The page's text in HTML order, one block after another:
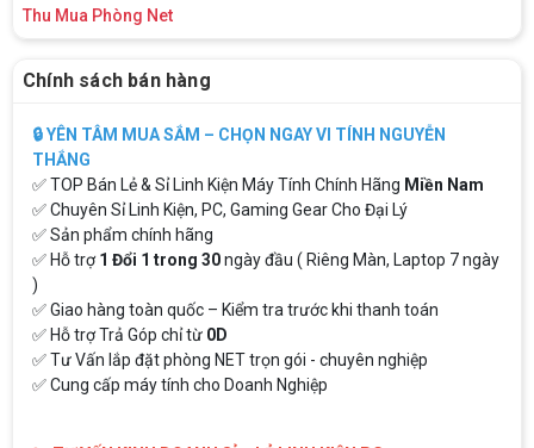
Thu Mua Phòng Net
Chính sách bán hàng
🔒 YÊN TÂM MUA SẮM – CHỌN NGAY VI TÍNH NGUYỄN
THẮNG
✅ TOP Bán Lẻ & Sỉ Linh Kiện Máy Tính Chính Hãng Miền Nam
✅ Chuyên Sỉ Linh Kiện, PC, Gaming Gear Cho Đại Lý
✅ Sản phẩm chính hãng
✅ Hỗ trợ1 Đổi 1 trong 30ngày đầu ( Riêng Màn, Laptop 7 ngày
)
✅ Giao hàng toàn quốc – Kiểm tra trước khi thanh toán
✅ Hỗ trợ Trả Góp chỉ từ 0D
✅ Tư Vấn lắp đặt phòng NET trọn gói - chuyên nghiệp
✅ Cung cấp máy tính cho Doanh Nghiệp